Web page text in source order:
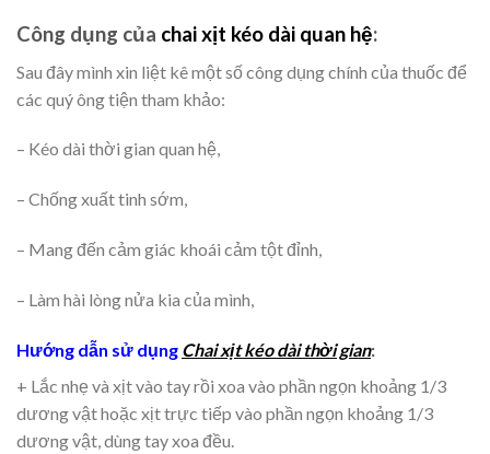
Công dụng của chai xịt kéo dài quan hệ:
Sau đây mình xin liệt kê một số công dụng chính của thuốc để
các quý ông tiện tham khảo:
– Kéo dài thời gian quan hệ,
– Chống xuất tinh sớm,
– Mang đến cảm giác khoái cảm tột đỉnh,
– Làm hài lòng nửa kia của mình,
Hướng dẫn sử dụng Chai xịt kéo dài thời gian:
+ Lắc nhẹ và xịt vào tay rồi xoa vào phần ngọn khoảng 1/3
dương vật hoặc xịt trực tiếp vào phần ngọn khoảng 1/3
dương vật, dùng tay xoa đều.